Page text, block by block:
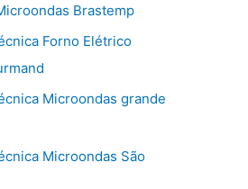
Brastemp
Forno Elétrico
Microondas grande
Microondas São